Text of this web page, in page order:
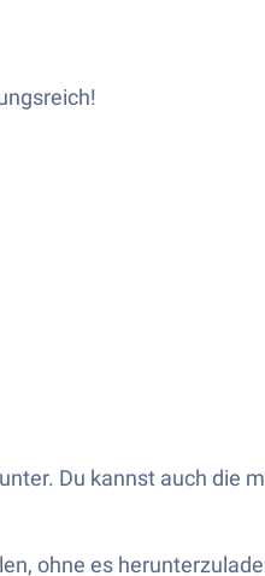
Du kannst auch die
, ohne es